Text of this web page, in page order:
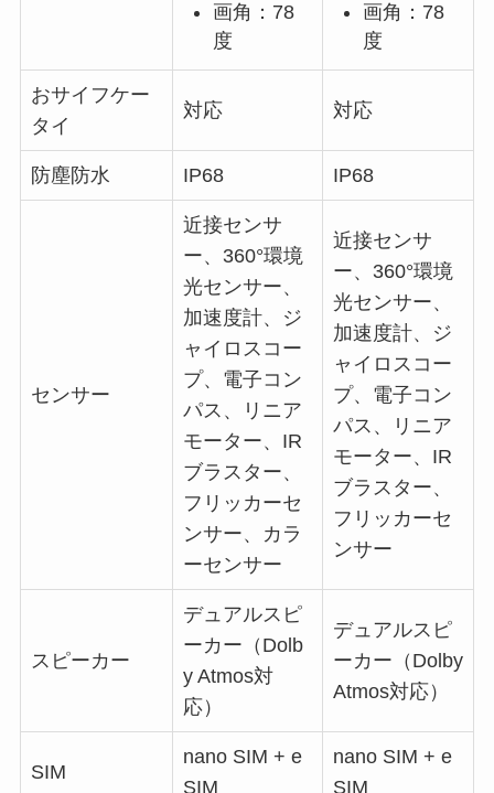
画角：78
度
画角：78
度
おサイフケー
タイ
対応 対応
防塵防水 IP68 IP68
センサー
近接センサ
ー、360°環境
光センサー、
加速度計、ジ
ャイロスコー
プ、電子コン
パス、リニア
モーター、IR
ブラスター、
フリッカーセ
ンサー、カラ
ーセンサー
近接センサ
ー、360°環境
光センサー、
加速度計、ジ
ャイロスコー
プ、電子コン
パス、リニア
モーター、IR
ブラスター、
フリッカーセ
ンサー
スピーカー
デュアルスピ
ーカー（Dolb
y Atmos対
応）
デュアルスピ
ーカー（Dolby
Atmos対応）
SIM
nano SIM + e
SIM
nano SIM + e
SIM